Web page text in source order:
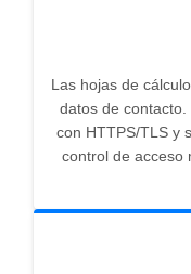
Las hojas de
datos de
con HTTPS/TLS y
control de acceso